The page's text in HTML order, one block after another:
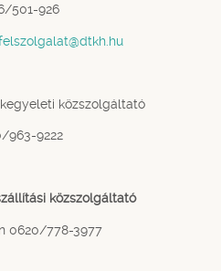
501-926
közszolgáltató
963-9222
közszolgáltató
0620/778-3977